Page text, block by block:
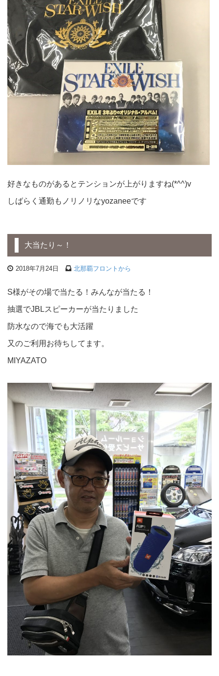
好きなものがあるとテンションが上がりますね(*^^)v
しばらく通勤もノリノリなyozaneeです
大当たり～！
2018年7月24日 北那覇フロントから
S様がその場で当たる！みんなが当たる！
抽選でJBLスピーカーが当たりました
防水なので海でも大活躍
又のご利用お待ちしてます。
MIYAZATO